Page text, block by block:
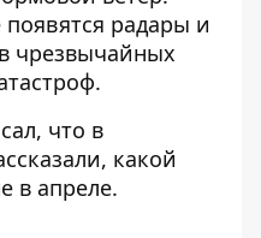
радары и
чрезвычайных
.
что в
какой
в апреле.